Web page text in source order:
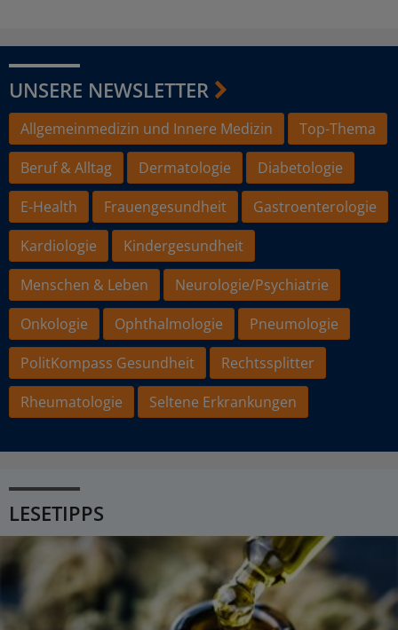
UNSERE NEWSLETTER
Allgemeinmedizin und Innere Medizin
Top-Thema
Beruf & Alltag
Dermatologie
Diabetologie
E-Health
Frauengesundheit
Gastroenterologie
Kardiologie
Kindergesundheit
Menschen & Leben
Neurologie/Psychiatrie
Onkologie
Ophthalmologie
Pneumologie
PolitKompass Gesundheit
Rechtssplitter
Rheumatologie
Seltene Erkrankungen
LESETIPPS